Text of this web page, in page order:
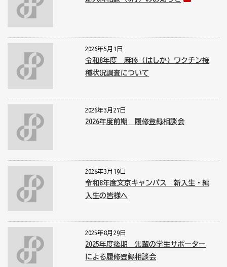
2026年5月1日
令和8年度 麻疹（はしか）ワクチン接
種状況調査について
2026年3月27日
2026年度前期 履修登録相談会
2026年3月19日
令和8年度文京キャンパス 新入生・編
入生の皆様へ
2025年8月29日
2025年度後期 先輩の学生サポーター
による履修登録相談会